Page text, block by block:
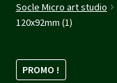
CGV
Socle Micro art studio
120x92mm (1)
PROMO !